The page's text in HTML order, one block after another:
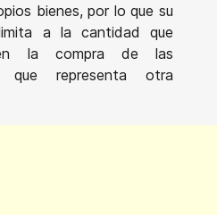
bienes, por lo que su
a la cantidad que
la compra de las
que representa otra